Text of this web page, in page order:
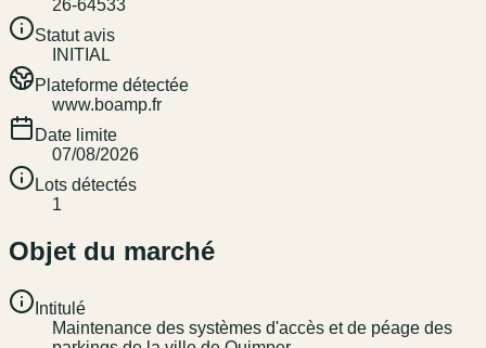
26-64533
Statut avis
INITIAL
Plateforme détectée
www.boamp.fr
Date limite
07/08/2026
Lots détectés
1
Objet du marché
Intitulé
Maintenance des systèmes d'accès et de péage des